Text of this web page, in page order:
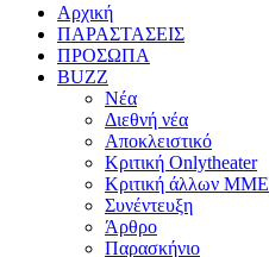
Αρχική
ΠΑΡΑΣΤΑΣΕΙΣ
ΠΡΟΣΩΠΑ
BUZZ
Νέα
Διεθνή νέα
Αποκλειστικό
Κριτική Onlytheater
Κριτική άλλων ΜΜΕ
Συνέντευξη
Άρθρο
Παρασκήνιο